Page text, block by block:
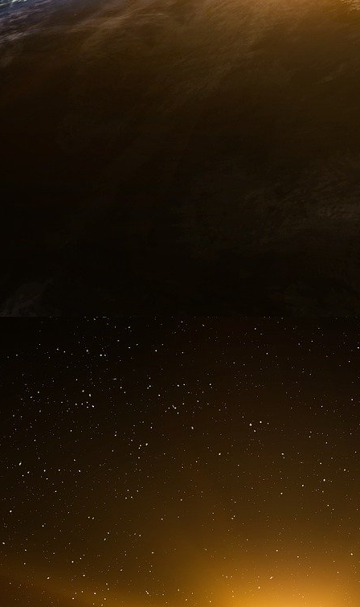
Urbanattitude
C’est un pas de géant que s’apprête à
connectivité dans tous nos appareils du
du géant américain, SidewalksLabs, s’est
connectés qui devraient voir le jour en 2021
smartphones, montres, lunettes, voitures,
GAFA s’attaquent donc désormais à la
pire.
La ville connectée, plus sûre, plus propre